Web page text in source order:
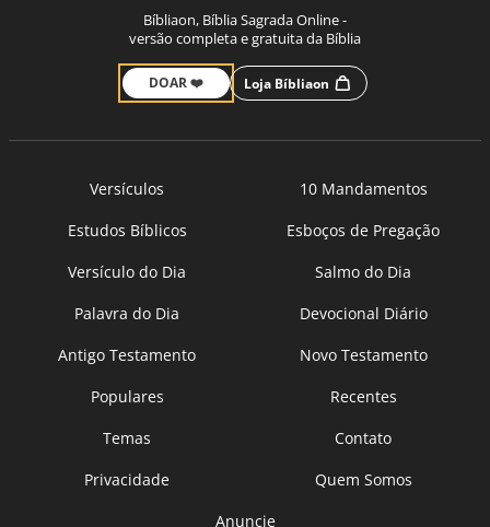
Bíbliaon, Bíblia Sagrada Online -
versão completa e gratuita da Bíblia
DOAR ❤️ Loja Bíbliaon
Versículos
10 Mandamentos
Estudos Bíblicos
Esboços de Pregação
Versículo do Dia
Salmo do Dia
Palavra do Dia
Devocional Diário
Antigo Testamento
Novo Testamento
Populares
Recentes
Temas
Contato
Privacidade
Quem Somos
Anuncie